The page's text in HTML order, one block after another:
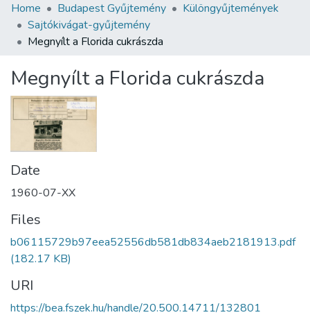
Communities & Collections
All of DSpace
About us
Home Budapest Gyűjtemény
Különgyűjtemények
Sajtókivágat-gyűjtemény
Megnyílt a Florida cukrászda
Megnyílt a Florida cukrászda
Date
1960-07-XX
Files
b06115729b97eea52556db581db834aeb2181913.pdf
(182.17 KB)
URI
https://bea.fszek.hu/handle/20.500.14711/132801